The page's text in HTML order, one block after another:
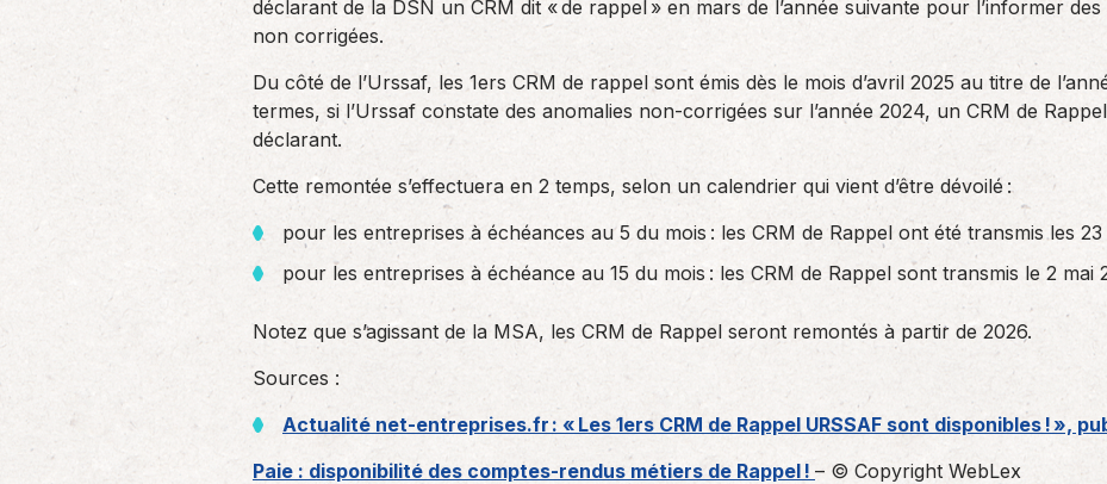
déclarant de la DSN un CRM dit « de rappel » en mars de l’année suivante pour l’informer
non corrigées.
Du côté de l’Urssaf, les 1ers CRM de rappel sont émis dès le mois d’avril 2025 au titre de
termes, si l’Urssaf constate des anomalies non-corrigées sur l’année 2024, un CRM de
déclarant.
Cette remontée s’effectuera en 2 temps, selon un calendrier qui vient d’être dévoilé :
pour les entreprises à échéances au 5 du mois : les CRM de Rappel ont été transmis les
pour les entreprises à échéance au 15 du mois : les CRM de Rappel sont transmis le 2 mai
Notez que s’agissant de la MSA, les CRM de Rappel seront remontés à partir de 2026.
Sources :
Actualité net-entreprises.fr : « Les 1ers CRM de Rappel URSSAF sont disponibles ! »,
Paie : disponibilité des comptes-rendus métiers de Rappel ! – © Copyright WebLex